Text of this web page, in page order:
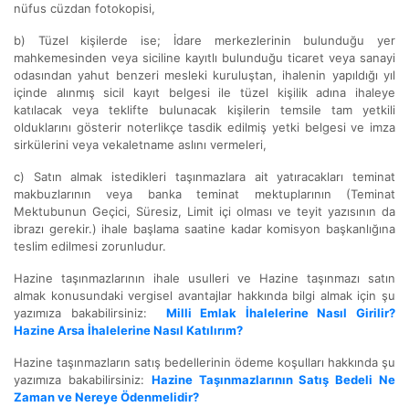
nüfus cüzdan fotokopisi,
b) Tüzel kişilerde ise; İdare merkezlerinin bulunduğu yer
mahkemesinden veya siciline kayıtlı bulunduğu ticaret veya sanayi
odasından yahut benzeri mesleki kuruluştan, ihalenin yapıldığı yıl
içinde alınmış sicil kayıt belgesi ile tüzel kişilik adına ihaleye
katılacak veya teklifte bulunacak kişilerin temsile tam yetkili
olduklarını gösterir noterlikçe tasdik edilmiş yetki belgesi ve imza
sirkülerini veya vekaletname aslını vermeleri,
c) Satın almak istedikleri taşınmazlara ait yatıracakları teminat
makbuzlarının veya banka teminat mektuplarının (Teminat
Mektubunun Geçici, Süresiz, Limit içi olması ve teyit yazısının da
ibrazı gerekir.) ihale başlama saatine kadar komisyon başkanlığına
teslim edilmesi zorunludur.
Hazine taşınmazlarının ihale usulleri ve Hazine taşınmazı satın
almak konusundaki vergisel avantajlar hakkında bilgi almak için şu
yazımıza bakabilirsiniz: Milli Emlak İhalelerine Nasıl Girilir?
Hazine Arsa İhalelerine Nasıl Katılırım?
Hazine taşınmazların satış bedellerinin ödeme koşulları hakkında şu
yazımıza bakabilirsiniz: Hazine Taşınmazlarının Satış Bedeli Ne
Zaman ve Nereye Ödenmelidir?